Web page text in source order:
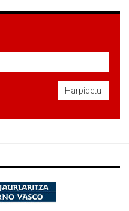
Harpidetu